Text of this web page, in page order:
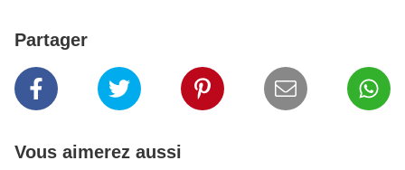
Partager
Vous aimerez aussi